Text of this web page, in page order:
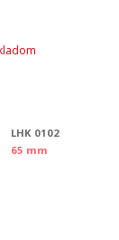
LHK 0102
65 mm